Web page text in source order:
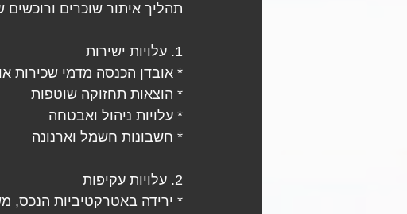
תהליך איתור שוכרים ורוכשים
1. עלויות ישירות
* אובדן הכנסה מדמי שכירות
* הוצאות תחזוקה שוטפות
* עלויות ניהול ואבטחה
* חשבונות חשמל וארנונה
2. עלויות עקיפות
* ירידה באטרקטיביות הנכס,